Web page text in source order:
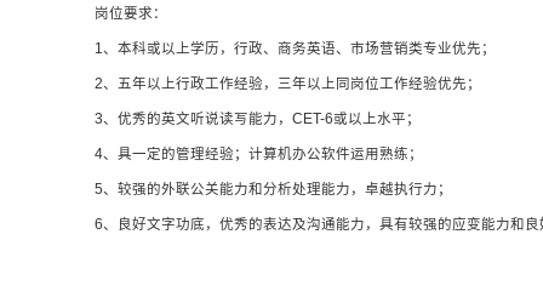
岗位要求：
1、本科或以上学历，行政、商务英语、市场营销类专业优先；
2、五年以上行政工作经验，三年以上同岗位工作经验优先；
3、优秀的英文听说读写能力，CET-6或以上水平；
4、具一定的管理经验；计算机办公软件运用熟练；
5、较强的外联公关能力和分析处理能力，卓越执行力；
6、良好文字功底，优秀的表达及沟通能力，具有较强的应变能力和良